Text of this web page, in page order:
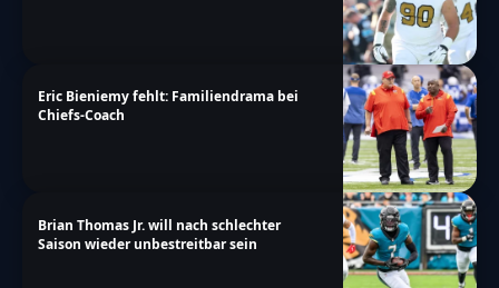
Eric Bieniemy fehlt: Familiendrama bei
Chiefs-Coach
Brian Thomas Jr. will nach schlechter
Saison wieder unbestreitbar sein